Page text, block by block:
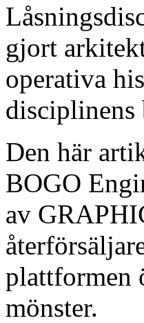
gjort
operativa
disciplinens
Den här
BOGO
av
plattformen
mönster.